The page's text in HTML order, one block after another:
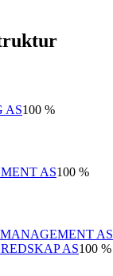
AS100 %
AS100 %
AS
AS100 %